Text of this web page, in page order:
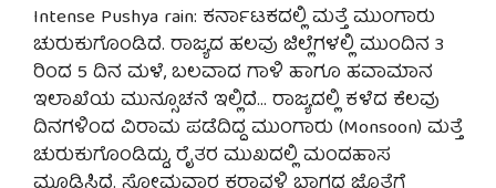
Intense Pushya rain: ಕರ್ನಾಟಕದಲ್ಲಿ ಮತ್ತೆ ಮುಂಗಾರು
ಚುರುಕುಗೊಂಡಿದೆ. ರಾಜ್ಯದ ಹಲವು ಜಿಲ್ಲೆಗಳಲ್ಲಿ ಮುಂದಿನ 3
ರಿಂದ 5 ದಿನ ಮಳೆ, ಬಲವಾದ ಗಾಳಿ ಹಾಗೂ ಹವಾಮಾನ
ಇಲಾಖೆಯ ಮುನ್ಸೂಚನೆ ಇಲ್ಲಿದೆ… ರಾಜ್ಯದಲ್ಲಿ ಕಳೆದ ಕೆಲವು
ದಿನಗಳಿಂದ ವಿರಾಮ ಪಡೆದಿದ್ದ ಮುಂಗಾರು (Monsoon) ಮತ್ತೆ
ಚುರುಕುಗೊಂಡಿದ್ದು, ರೈತರ ಮುಖದಲ್ಲಿ ಮಂದಹಾಸ